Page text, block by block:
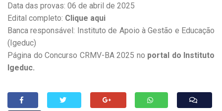
Data das provas: 06 de abril de 2025
Edital completo: Clique aqui
Banca responsável: Instituto de Apoio à Gestão e Educação
(Igeduc)
Página do Concurso CRMV-BA 2025 no portal do Instituto
Igeduc.